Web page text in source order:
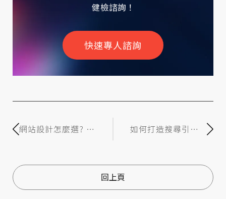
健檢諮詢！
快速專人諮詢
網站設計怎麼選? 以
如何打造搜尋引擎
回上頁